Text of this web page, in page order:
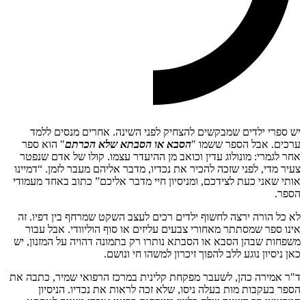
יש ספרי ילדים שמבקשים להצחיק לפני השינה. אחרים מנסים ללמד
ערכים. אבל הספר ששמו "הסבא או הסבתא שלא הכרתם" הוא ספר
אחר לגמרי: מונולוג עדין וכואב מן ההיעדר עצמו. קולו של אדם שנפטר
צעיר מדי, לפני שזכה להכיר את נכדיו, מדבר אליהם מעבר לזמן. “דמיינו
אותי שאני כעת לצידכם, ומניסיון חיי מדבר אליכם” כתוב באחד מעמודי
הספר.
לא כל הורה ירצה לחשוף ילדים רכים לעצב השקט שמרחף בין דפיו. זה
אינו ספר שמסתתר מאחורי צבעים עליזים או סוף הוליוודי. אבל עבור
משפחות שבהן הסבא או הסבתא נותרו רק בתמונה דהויה על המזנון, יש
כאן ניסיון נוגע ללב להפוך זיכרון למשהו חי ונושם.
ד"ר אמירה כהן, לשעבר מפקחת קלינית במרכז הרפואי שמיר, כתבה את
הספר בעקבות מות בעלה ניסו, שלא זכה לראות את נכדיו. הניסיון